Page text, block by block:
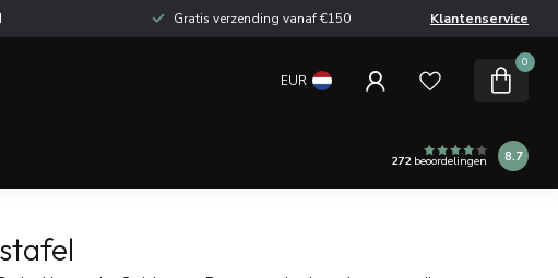
Gratis verzending vanaf €150 Klantenservice
EUR
0
272beoordelingen 8.7